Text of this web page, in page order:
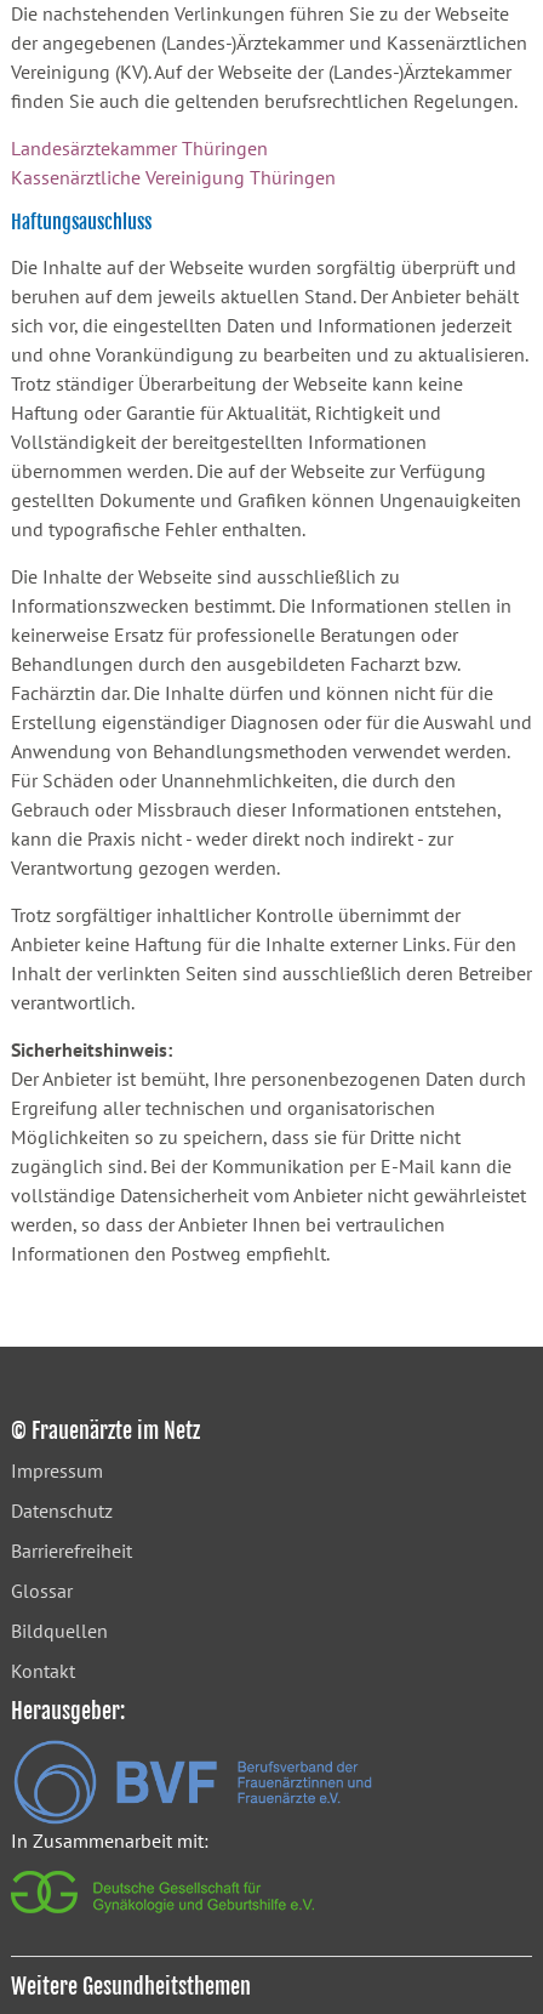
Die nachstehenden Verlinkungen führen Sie zu der Webseite
der angegebenen (Landes-)Ärztekammer und Kassenärztlichen
Vereinigung (KV). Auf der Webseite der (Landes-)Ärztekammer
finden Sie auch die geltenden berufsrechtlichen Regelungen.
Landesärztekammer Thüringen
Kassenärztliche Vereinigung Thüringen
Haftungsauschluss
Die Inhalte auf der Webseite wurden sorgfältig überprüft und
beruhen auf dem jeweils aktuellen Stand. Der Anbieter behält
sich vor, die eingestellten Daten und Informationen jederzeit
und ohne Vorankündigung zu bearbeiten und zu aktualisieren.
Trotz ständiger Überarbeitung der Webseite kann keine
Haftung oder Garantie für Aktualität, Richtigkeit und
Vollständigkeit der bereitgestellten Informationen
übernommen werden. Die auf der Webseite zur Verfügung
gestellten Dokumente und Grafiken können Ungenauigkeiten
und typografische Fehler enthalten.
Die Inhalte der Webseite sind ausschließlich zu
Informationszwecken bestimmt. Die Informationen stellen in
keinerweise Ersatz für professionelle Beratungen oder
Behandlungen durch den ausgebildeten Facharzt bzw.
Fachärztin dar. Die Inhalte dürfen und können nicht für die
Erstellung eigenständiger Diagnosen oder für die Auswahl und
Anwendung von Behandlungsmethoden verwendet werden.
Für Schäden oder Unannehmlichkeiten, die durch den
Gebrauch oder Missbrauch dieser Informationen entstehen,
kann die Praxis nicht - weder direkt noch indirekt - zur
Verantwortung gezogen werden.
Trotz sorgfältiger inhaltlicher Kontrolle übernimmt der
Anbieter keine Haftung für die Inhalte externer Links. Für den
Inhalt der verlinkten Seiten sind ausschließlich deren Betreiber
verantwortlich.
Sicherheitshinweis:
Der Anbieter ist bemüht, Ihre personenbezogenen Daten durch
Ergreifung aller technischen und organisatorischen
Möglichkeiten so zu speichern, dass sie für Dritte nicht
zugänglich sind. Bei der Kommunikation per E-Mail kann die
vollständige Datensicherheit vom Anbieter nicht gewährleistet
werden, so dass der Anbieter Ihnen bei vertraulichen
Informationen den Postweg empfiehlt.
© Frauenärzte im Netz
Impressum
Datenschutz
Barrierefreiheit
Glossar
Bildquellen
Kontakt
Herausgeber:
In Zusammenarbeit mit:
Weitere Gesundheitsthemen